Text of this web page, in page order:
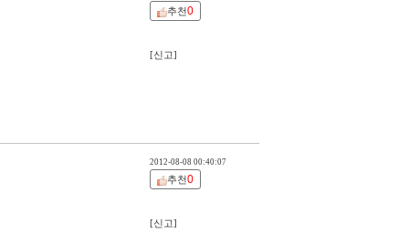
추천0
[신고]
2012-08-08 00:40:07
추천0
[신고]